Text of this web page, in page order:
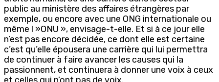
public au ministère des affaires étrangères par
exemple, ou encore avec une ONG internationale ou
même l »ONU », envisage-t-elle. Et si à ce jour elle
n’est pas encore décidée, ce dont elle est certaine
c’est qu’elle épousera une carrière qui lui permettra
de continuer à faire avancer les causes qui la
passionnent, et continuera à donner une voix à ceux